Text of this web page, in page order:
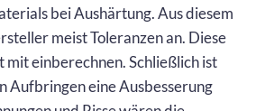
bei Aushärtung. Aus diesem
meist Toleranzen an. Diese
mit einberechnen. Schließlich ist
Aufbringen eine Ausbesserung